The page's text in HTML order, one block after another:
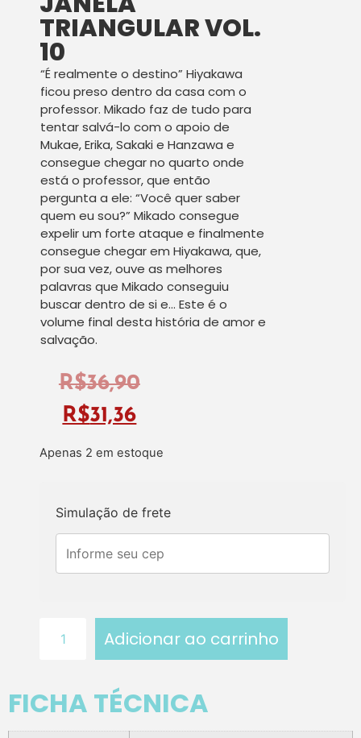
TRIANGULAR VOL.
10
“É realmente o destino” Hiyakawa
ficou preso dentro da casa com o
professor. Mikado faz de tudo para
tentar salvá-lo com o apoio de
Mukae, Erika, Sakaki e Hanzawa e
consegue chegar no quarto onde
está o professor, que então
pergunta a ele: “Você quer saber
quem eu sou?” Mikado consegue
expelir um forte ataque e finalmente
consegue chegar em Hiyakawa, que,
por sua vez, ouve as melhores
palavras que Mikado conseguiu
buscar dentro de si e… Este é o
volume final desta história de amor e
salvação.
R$36,90
R$31,36
Apenas 2 em estoque
Simulação de frete
Adicionar ao carrinho
FICHA TÉCNICA